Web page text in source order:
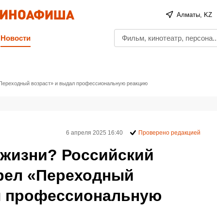
Алматы, KZ
Новости
возраст» и выдал профессиональную реакцию
Российский
«Переходный
профессиональную
6 апреля 2025 16:40 Проверено редакцией